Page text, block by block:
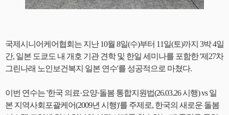
국제시니어케어협회는 지난 10월 8일(수)부터 11일(토)까지 3박 4일
간, 일본 도쿄도 내 개호 기관 견학 및 한일 세미나를 포함한 '제27차
그린나래 노인보건복지 일본 연수'를 성공적으로 마쳤다.
이번 연수는 '한국 의료·요양·돌봄 통합지원법(26.03.26 시행) vs 일
본 지역사회포괄케어(2009년 시행)'를 주제로, 한국의 새로운 돌봄